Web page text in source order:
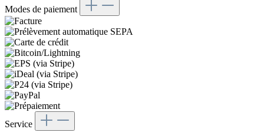
Modes de paiement
Service